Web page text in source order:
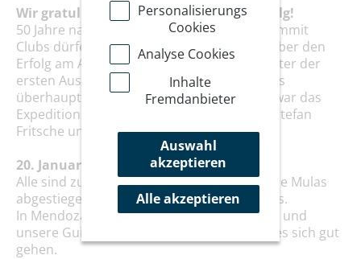
Wir gratulieren herzlichst zum Gipfelerfolg!
50 Jahre nach der ersten Expedition des Summit
Clubs dürfen wir uns mit unserer Gruppe über den
Erfolg am Aconcagua freuen. Expeditionsleiter der
ersten Auslandsbergfahrt des Summit Clubs
überhaupt war 1969 Hermann Wolf - 2019 war das
Expeditionsteam mit unserem Bergführer Stefan
Fritsche unterwegs.
20. Januar 2019
Alle sind zusammen zum Basecamp Plaza de Mulas
abgestiegen und weiter nach Los Penitentes.
In Mendoza freuen sich die drei Teilnehmer und
unsere Guides über den Erfolg und lassen es sich gut
gehen.
Personalisierungs
Cookies
Analyse Cookies
Inhalte
Fremdanbieter
Auswahl
akzeptieren
Alle akzeptieren